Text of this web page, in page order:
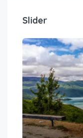
Slider